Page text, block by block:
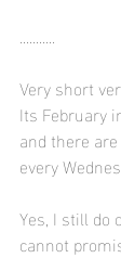
...........
Very short
Its February
and there
every
Yes, I still do
cannot